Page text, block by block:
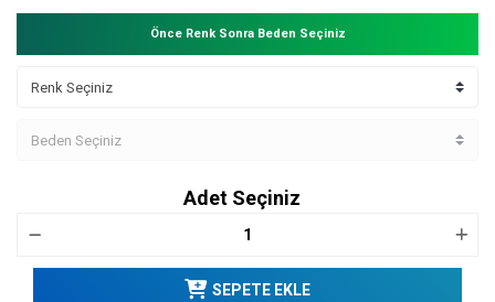
Önce Renk Sonra Beden Seçiniz
Adet Seçiniz
SEPETE EKLE